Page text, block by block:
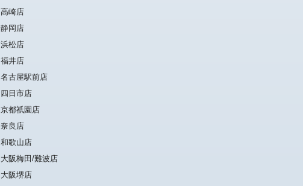
高崎店
静岡店
浜松店
福井店
名古屋駅前店
四日市店
京都祇園店
奈良店
和歌山店
大阪梅田/難波店
大阪堺店